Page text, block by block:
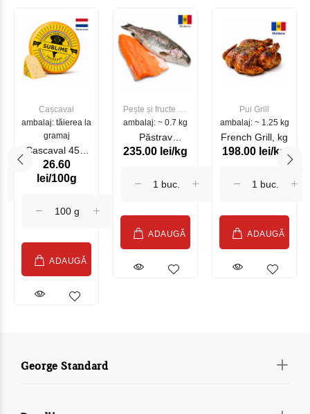
Cașcaval
ambalaj: tăierea la
gramaj
Cascaval 45%
Maasdam
Sublime Cow
26.60
lei/100g
ADAUGĂ
Pește și fructe de
mare
ambalaj: ~ 0.7 kg
Păstrav
Somonat
235.00 lei/kg
ADAUGĂ
Pui Grill
ambalaj: ~ 1.25 kg
French Grill, kg
198.00 lei/kg
ADAUGĂ
George Standard